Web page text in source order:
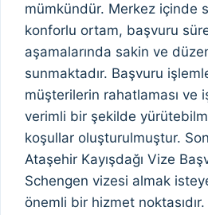
mümkündür. Merkez içinde
konforlu ortam, başvuru
aşamalarında sakin ve
sunmaktadır. Başvuru
müşterilerin rahatlaması ve
verimli bir şekilde
koşullar oluşturulmuştur.
Ataşehir Kayışdağı Vize
Schengen vizesi almak
önemli bir hizmet